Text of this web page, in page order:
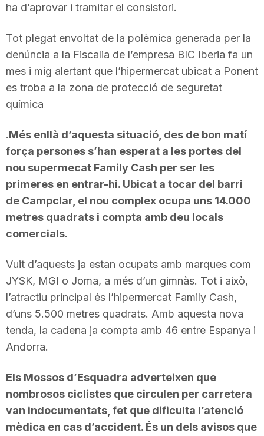
a
ha d’aprovar i tramitar el consistori.
Tot plegat envoltat de la polèmica generada per la
denúncia a la Fiscalia de l’empresa BIC Iberia fa un
mes i mig alertant que l’hipermercat ubicat a Ponent
es troba a la zona de protecció de seguretat
química
.Més enllà d’aquesta situació, des de bon matí
força persones s’han esperat a les portes del
nou supermecat Family Cash per ser les
primeres en entrar-hi. Ubicat a tocar del barri
de Campclar, el nou complex ocupa uns 14.000
metres quadrats i compta amb deu locals
comercials.
Vuit d’aquests ja estan ocupats amb marques com
JYSK, MGI o Joma, a més d’un gimnàs. Tot i això,
l’atractiu principal és l’hipermercat Family Cash,
d’uns 5.500 metres quadrats. Amb aquesta nova
tenda, la cadena ja compta amb 46 entre Espanya i
Andorra.
Els Mossos d’Esquadra adverteixen que
nombrosos ciclistes que circulen per carretera
van indocumentats, fet que dificulta l’atenció
mèdica en cas d’accident. És un dels avisos que